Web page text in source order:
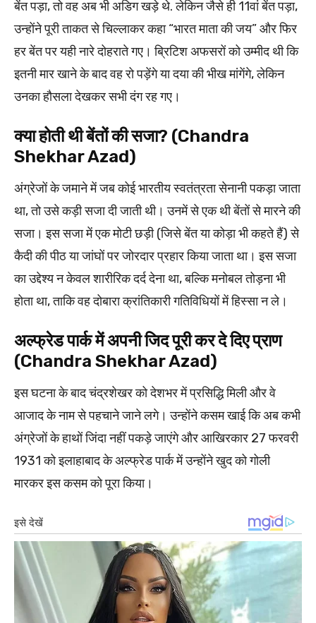
बेंत पड़ा, तो वह अब भी अडिग खड़े थे. लेकिन जैसे ही 11वां बेंत पड़ा,
उन्होंने पूरी ताकत से चिल्लाकर कहा “भारत माता की जय” और फिर
हर बेंत पर यही नारे दोहराते गए। ब्रिटिश अफसरों को उम्मीद थी कि
इतनी मार खाने के बाद वह रो पड़ेंगे या दया की भीख मांगेंगे, लेकिन
उनका हौसला देखकर सभी दंग रह गए।
क्या होती थी बेंतों की सजा? (Chandra
Shekhar Azad)
अंग्रेजों के जमाने में जब कोई भारतीय स्वतंत्रता सेनानी पकड़ा जाता
था, तो उसे कड़ी सजा दी जाती थी। उनमें से एक थी बेंतों से मारने की
सजा। इस सजा में एक मोटी छड़ी (जिसे बेंत या कोड़ा भी कहते हैं) से
कैदी की पीठ या जांघों पर जोरदार प्रहार किया जाता था। इस सजा
का उद्देश्य न केवल शारीरिक दर्द देना था, बल्कि मनोबल तोड़ना भी
होता था, ताकि वह दोबारा क्रांतिकारी गतिविधियों में हिस्सा न ले।
अल्फ्रेड पार्क में अपनी जिद पूरी कर दे दिए प्राण
(Chandra Shekhar Azad)
इस घटना के बाद चंद्रशेखर को देशभर में प्रसिद्धि मिली और वे
आजाद के नाम से पहचाने जाने लगे। उन्होंने कसम खाई कि अब कभी
अंग्रेजों के हाथों जिंदा नहीं पकड़े जाएंगे और आखिरकार 27 फरवरी
1931 को इलाहाबाद के अल्फ्रेड पार्क में उन्होंने खुद को गोली
मारकर इस कसम को पूरा किया।